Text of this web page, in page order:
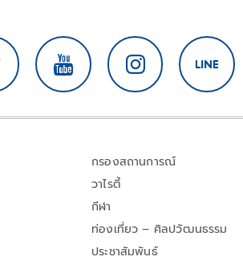
กรองสถานการณ์
วาไรตี้
กีฬา
ท่องเที่ยว – ศิลปวัฒนธรรม
ประชาสัมพันธ์